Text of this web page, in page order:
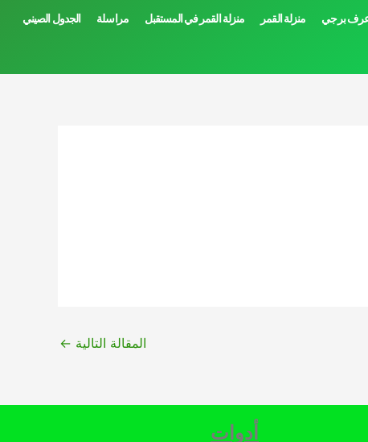
برجي منزلة القمر منزلة القمر في المستقبل مراسلة الجدول الصيني
المقالة التالية ←
أدوات